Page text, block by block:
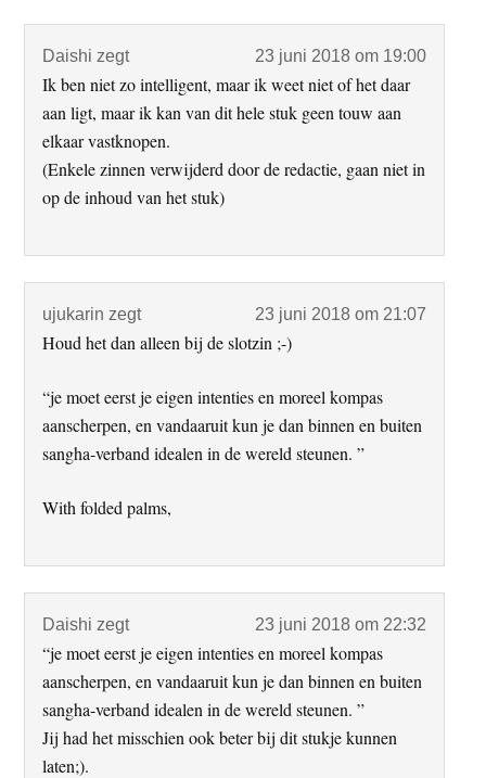
Daishi zegt 23 juni 2018 om 19:00
Ik ben niet zo intelligent, maar ik weet niet of het daar
aan ligt, maar ik kan van dit hele stuk geen touw aan
elkaar vastknopen.
(Enkele zinnen verwijderd door de redactie, gaan niet in
op de inhoud van het stuk)
ujukarin zegt 23 juni 2018 om 21:07
Houd het dan alleen bij de slotzin ;-)
“je moet eerst je eigen intenties en moreel kompas
aanscherpen, en vandaaruit kun je dan binnen en buiten
sangha-verband idealen in de wereld steunen. ”
With folded palms,
Daishi zegt 23 juni 2018 om 22:32
“je moet eerst je eigen intenties en moreel kompas
aanscherpen, en vandaaruit kun je dan binnen en buiten
sangha-verband idealen in de wereld steunen. ”
Jij had het misschien ook beter bij dit stukje kunnen
laten;).